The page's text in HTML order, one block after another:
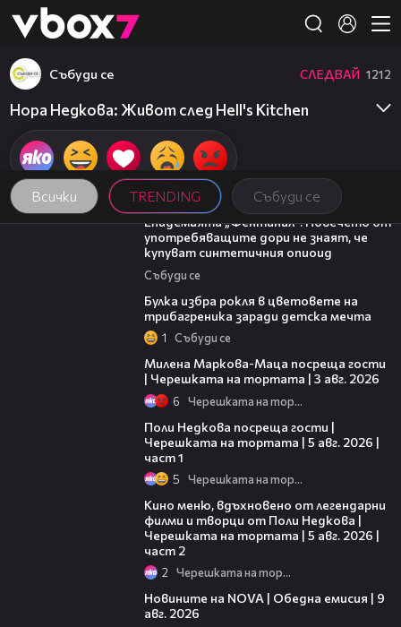
👾
Всички TRENDING Събуди се
Събуди се СЛЕДВАЙ 1212
Нора Недкова: Живот след Hell's Kitchen
13:48
Епидемията „Фентанил”: Повечето от
употребяващите дори не знаят, че
купуват синтетичния опиоид
Събуди се
Булка избра рокля в цветовете на
трибагреника заради детска мечта
1 Събуди се
Милена Маркова-Маца посреща гости
| Черешката на тортата | 3 авг. 2026
6 Черешката на тортата
Поли Недкова посреща гости |
Черешката на тортата | 5 авг. 2026 |
част 1
5 Черешката на тортата
Кино меню, вдъхновено от легендарни
филми и творци от Поли Недкова |
Черешката на тортата | 5 авг. 2026 |
част 2
2 Черешката на тортата
Новините на NOVA | Обедна емисия | 9
авг. 2026